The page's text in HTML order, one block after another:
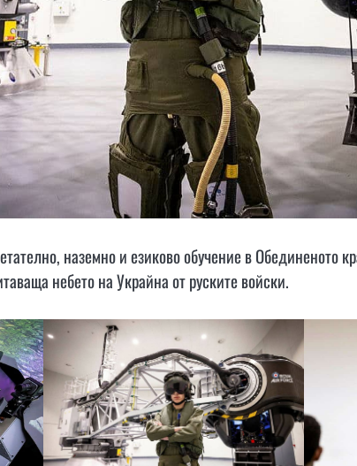
наземно и езиково обучение в Обединеното
небето на Украйна от руските войски.